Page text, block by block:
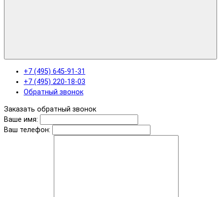
+7 (495) 645-91-31
+7 (495) 220-18-03
Обратный звонок
Заказать обратный звонок
Ваше имя:
Ваш телефон: